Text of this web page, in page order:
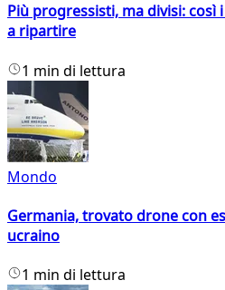
Più progressisti, ma divisi: così
a ripartire
1 min di lettura
Mondo
Germania, trovato drone con
ucraino
1 min di lettura